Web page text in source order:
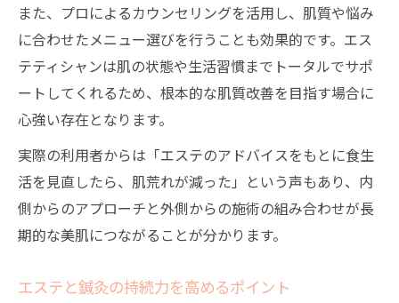
また、プロによるカウンセリングを活用し、肌質や悩み
に合わせたメニュー選びを行うことも効果的です。エス
テティシャンは肌の状態や生活習慣までトータルでサポ
ートしてくれるため、根本的な肌質改善を目指す場合に
心強い存在となります。
実際の利用者からは「エステのアドバイスをもとに食生
活を見直したら、肌荒れが減った」という声もあり、内
側からのアプローチと外側からの施術の組み合わせが長
期的な美肌につながることが分かります。
エステと鍼灸の持続力を高めるポイント